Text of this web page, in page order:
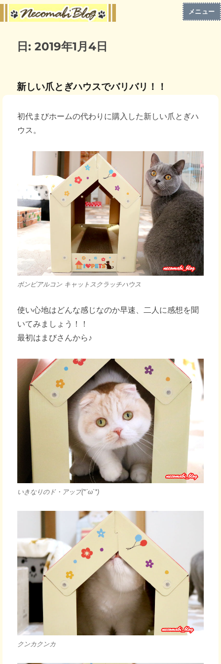
メニュー
日:2019年1月4日
新しい爪とぎハウスでバリバリ！！
初代まびホームの代わりに購入した新しい爪とぎハ
ウス。
ボンビアルコン キャットスクラッチハウス
使い心地はどんな感じなのか早速、二人に感想を聞
いてみましょう！！
最初はまびさんから♪
いきなりのド・アップ(*´ω`*)
クンカクンカ